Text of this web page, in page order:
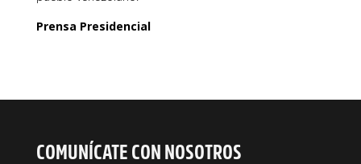
Prensa Presidencial
COMUNÍCATE CON NOSOTROS